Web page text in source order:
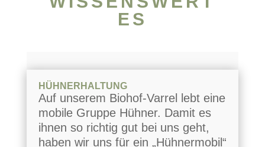
ES
HÜHNERHALTUNG
Auf unserem Biohof-Varrel lebt eine
mobile Gruppe Hühner. Damit es
ihnen so richtig gut bei uns geht,
haben wir uns für ein „Hühnermobil“